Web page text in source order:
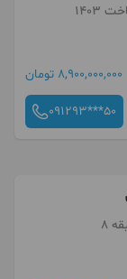
8,900,000,000 تومان
091293***50